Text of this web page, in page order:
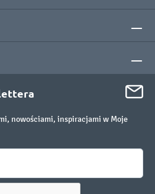
nowościami, inspiracjami w Moje